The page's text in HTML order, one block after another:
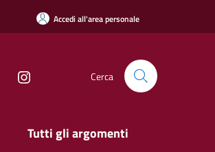
Accedi all'area personale
Cerca
Tutti gli argomenti